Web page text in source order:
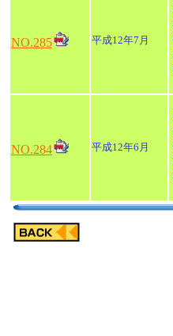
NO.285 平成12年7月
NO.284 平成12年6月